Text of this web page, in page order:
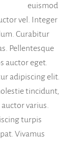
euismod
vel. Integer
Curabitur
Pellentesque
auctor eget.
adipiscing elit.
tincidunt,
varius.
turpis
Vivamus